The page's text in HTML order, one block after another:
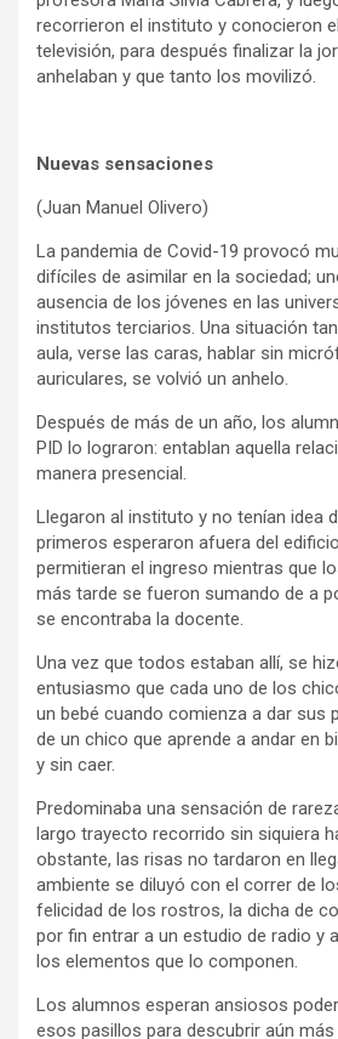
recorrieron el instituto y conocieron
televisión, para después finalizar la
anhelaban y que tanto los movilizó.
Nuevas sensaciones
(Juan Manuel Olivero)
La pandemia de Covid-19 provocó
difíciles de asimilar en la sociedad;
ausencia de los jóvenes en las
institutos terciarios. Una situación
aula, verse las caras, hablar sin
auriculares, se volvió un anhelo.
Después de más de un año, los
PID lo lograron: entablan aquella
manera presencial.
Llegaron al instituto y no tenían idea
primeros esperaron afuera del
permitieran el ingreso mientras que
más tarde se fueron sumando de a
se encontraba la docente.
Una vez que todos estaban allí, se
entusiasmo que cada uno de los
un bebé cuando comienza a dar sus
de un chico que aprende a andar en
y sin caer.
Predominaba una sensación de
largo trayecto recorrido sin siquiera
obstante, las risas no tardaron en
ambiente se diluyó con el correr de
felicidad de los rostros, la dicha de
por fin entrar a un estudio de radio y
los elementos que lo componen.
Los alumnos esperan ansiosos
esos pasillos para descubrir aún